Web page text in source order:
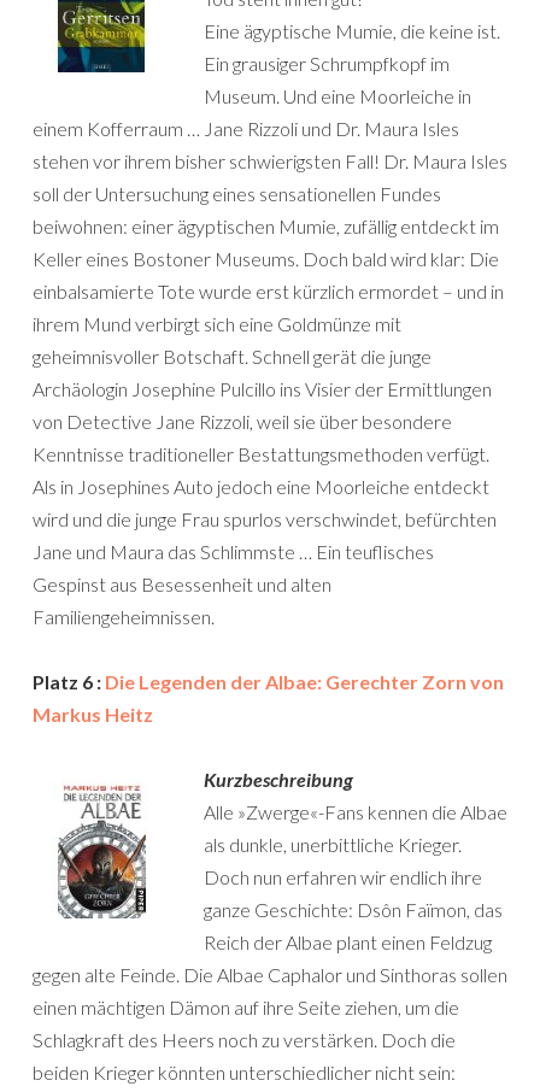
Eine ägyptische Mumie, die keine ist.
Ein grausiger Schrumpfkopf im
Museum. Und eine Moorleiche in
einem Kofferraum … Jane Rizzoli und Dr. Maura Isles
stehen vor ihrem bisher schwierigsten Fall! Dr. Maura Isles
soll der Untersuchung eines sensationellen Fundes
beiwohnen: einer ägyptischen Mumie, zufällig entdeckt im
Keller eines Bostoner Museums. Doch bald wird klar: Die
einbalsamierte Tote wurde erst kürzlich ermordet – und in
ihrem Mund verbirgt sich eine Goldmünze mit
geheimnisvoller Botschaft. Schnell gerät die junge
Archäologin Josephine Pulcillo ins Visier der Ermittlungen
von Detective Jane Rizzoli, weil sie über besondere
Kenntnisse traditioneller Bestattungsmethoden verfügt.
Als in Josephines Auto jedoch eine Moorleiche entdeckt
wird und die junge Frau spurlos verschwindet, befürchten
Jane und Maura das Schlimmste … Ein teuflisches
Gespinst aus Besessenheit und alten
Familiengeheimnissen.
Platz 6 : Die Legenden der Albae: Gerechter Zorn von
Markus Heitz
Kurzbeschreibung
Alle »Zwerge«-Fans kennen die Albae
als dunkle, unerbittliche Krieger.
Doch nun erfahren wir endlich ihre
ganze Geschichte: Dsôn Faïmon, das
Reich der Albae plant einen Feldzug
gegen alte Feinde. Die Albae Caphalor und Sinthoras sollen
einen mächtigen Dämon auf ihre Seite ziehen, um die
Schlagkraft des Heers noch zu verstärken. Doch die
beiden Krieger könnten unterschiedlicher nicht sein: